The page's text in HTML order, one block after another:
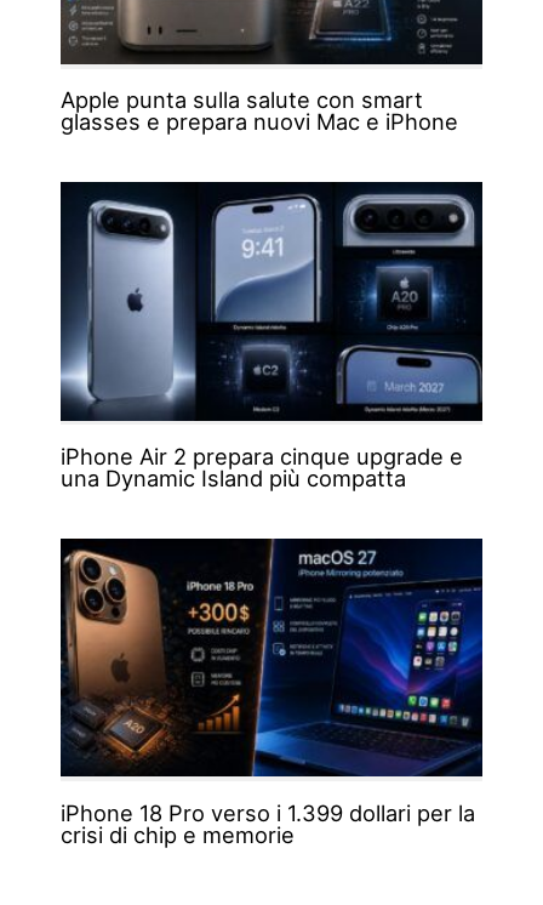
Apple punta sulla salute con smart
glasses e prepara nuovi Mac e iPhone
iPhone Air 2 prepara cinque upgrade e
una Dynamic Island più compatta
iPhone 18 Pro verso i 1.399 dollari per la
crisi di chip e memorie